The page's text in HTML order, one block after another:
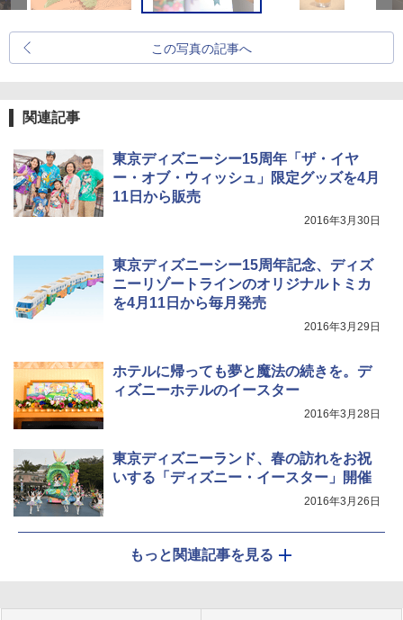
この写真の記事へ
関連記事
東京ディズニーシー15周年「ザ・イヤ
ー・オブ・ウィッシュ」限定グッズを4月
11日から販売
2016年3月30日
東京ディズニーシー15周年記念、ディズ
ニーリゾートラインのオリジナルトミカ
を4月11日から毎月発売
2016年3月29日
ホテルに帰っても夢と魔法の続きを。デ
ィズニーホテルのイースター
2016年3月28日
東京ディズニーランド、春の訪れをお祝
いする「ディズニー・イースター」開催
2016年3月26日
もっと関連記事を見る